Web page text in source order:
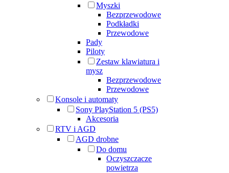
Myszki
Bezprzewodowe
Podkładki
Przewodowe
Pady
Piloty
Zestaw klawiatura i
mysz
Bezprzewodowe
Przewodowe
Konsole i automaty
Sony PlayStation 5 (PS5)
Akcesoria
RTV i AGD
AGD drobne
Do domu
Oczyszczacze
powietrza